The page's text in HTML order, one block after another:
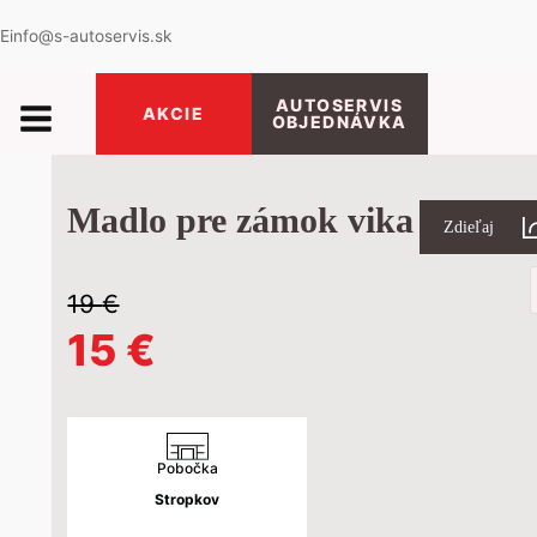
Einfo@s-autoservis.sk
AKCIE
AUTOSERVIS
OBJEDNÁVKA
Madlo pre zámok vika Zdieľaj
19€
Pôvodná
cena
bola:
15 €
cena
je:
Pobočka
Stropkov